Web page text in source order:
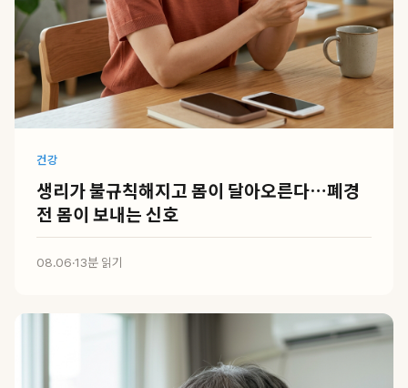
건강
생리가 불규칙해지고 몸이 달아오른다…폐경
전 몸이 보내는 신호
08.06·13분 읽기